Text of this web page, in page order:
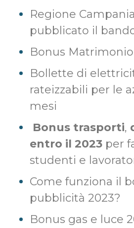
Regione
pubblicato il
Bonus
Bollette di
rateizzabili per le
mesi
Bonus trasporti,
entro il 2023 per
studenti e
Come funziona il
pubblicità 2023?
Bonus gas e luce